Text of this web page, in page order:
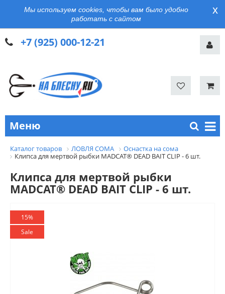
Мы используем cookies, чтобы вам было удобно
работать с сайтом
x
+7 (925) 000-12-21
Меню
Каталог товаров ЛОВЛЯ СОМА
Оснастка на сома
Клипса для мертвой рыбки MADCAT® DEAD BAIT CLIP - 6 шт.
Клипса для мертвой рыбки
MADCAT® DEAD BAIT CLIP - 6 шт.
15%
Sale